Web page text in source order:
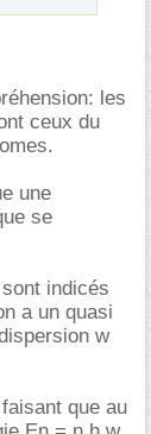
les
ceux du
une
se
indicés
a un quasi
w
que au